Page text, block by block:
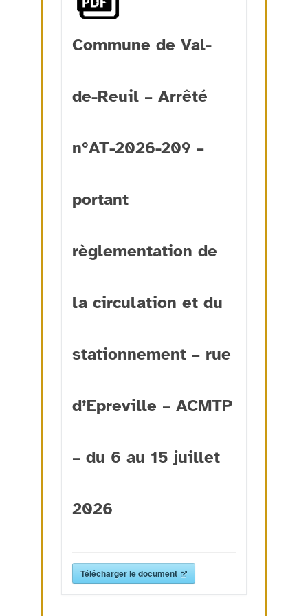
Commune de Val-
de-Reuil – Arrêté
n°AT-2026-209 –
portant
règlementation de
la circulation et du
stationnement – rue
d’Epreville – ACMTP
– du 6 au 15 juillet
2026
Télécharger le document